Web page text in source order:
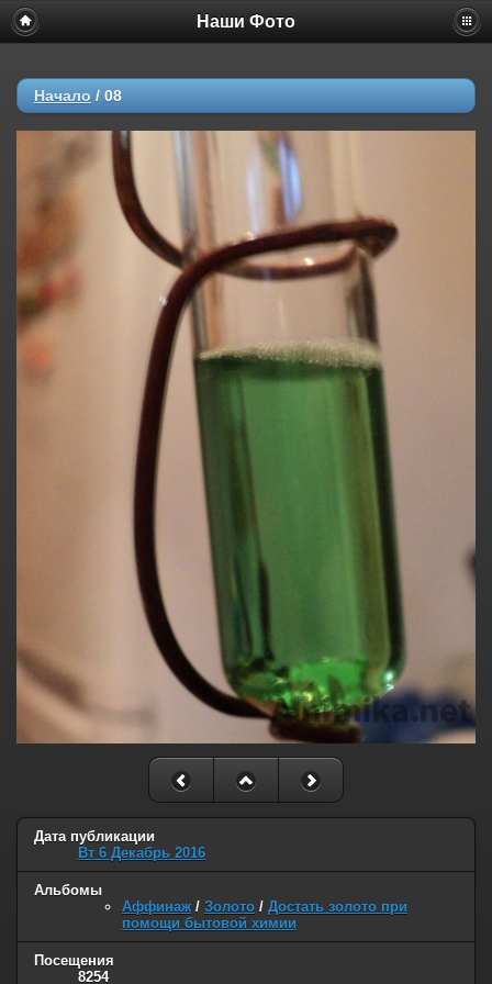
Наши Фото
Начало / 08
Дата публикации
Вт 6 Декабрь 2016
Альбомы
Аффинаж / Золото / Достать золото при
помощи бытовой химии
Посещения
8254